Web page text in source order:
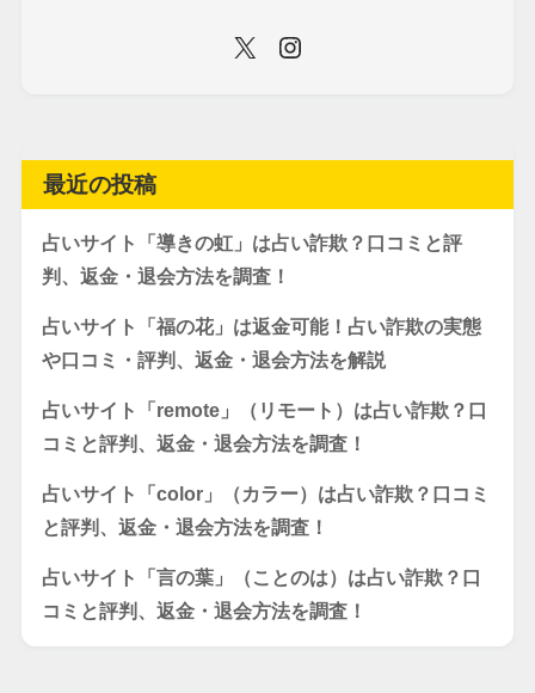
最近の投稿
占いサイト「導きの虹」は占い詐欺？口コミと評
判、返金・退会方法を調査！
占いサイト「福の花」は返金可能！占い詐欺の実態
や口コミ・評判、返金・退会方法を解説
占いサイト「remote」（リモート）は占い詐欺？口
コミと評判、返金・退会方法を調査！
占いサイト「color」（カラー）は占い詐欺？口コミ
と評判、返金・退会方法を調査！
占いサイト「言の葉」（ことのは）は占い詐欺？口
コミと評判、返金・退会方法を調査！